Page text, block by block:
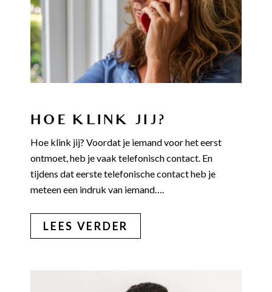
HOE KLINK JIJ?
Hoe klink jij? Voordat je iemand voor het eerst
ontmoet, heb je vaak telefonisch contact. En
tijdens dat eerste telefonische contact heb je
meteen een indruk van iemand….
LEES VERDER